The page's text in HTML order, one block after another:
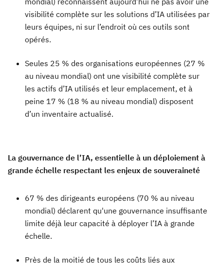
visibilité complète sur les solutions d’IA utilisées par
leurs équipes, ni sur l’endroit où ces outils sont
opérés.
Seules 25 % des organisations européennes (27 %
au niveau mondial) ont une visibilité complète sur
les actifs d’IA utilisés et leur emplacement, et à
peine 17 % (18 % au niveau mondial) disposent
d’un inventaire actualisé.
La gouvernance de l’IA, essentielle à un déploiement à
grande échelle respectant les enjeux de souveraineté
67 % des dirigeants européens (70 % au niveau
mondial) déclarent qu'une gouvernance insuffisante
limite déjà leur capacité à déployer l’IA à grande
échelle.
Près de la moitié de tous les coûts liés aux